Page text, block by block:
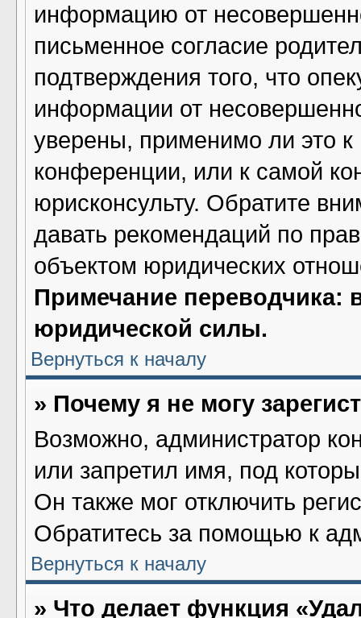
информацию от
письменное согласие
подтверждения того, что
информации от
уверены, применимо ли это
конференции, или к самой
юрисконсульту. Обратите
давать рекомендаций по
объектом юридических
Примечание переводчика:
юридической силы.
Вернуться к началу
» Почему я не могу
Возможно, администратор
или запретил имя, под
Он также мог отключить
Обратитесь за помощью к
Вернуться к началу
» Что делает функция